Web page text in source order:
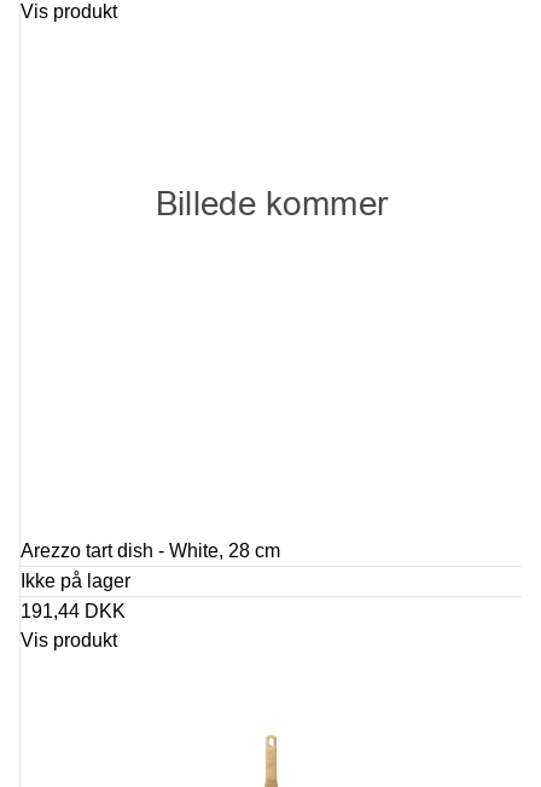
Vis produkt
Arezzo tart dish - White, 28 cm
Ikke på lager
191,44 DKK
Vis produkt